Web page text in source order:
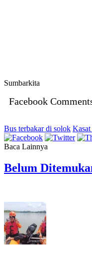
Sumbarkita
Facebook
Bus terbakar di solok
Baca Lainnya
Belum